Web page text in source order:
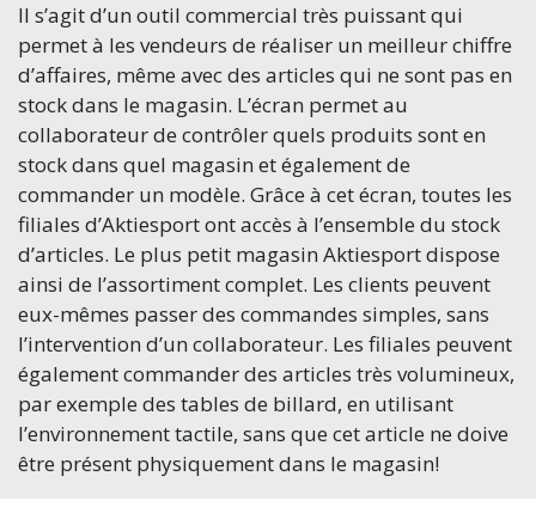
Il s’agit d’un outil commercial très puissant qui
permet à les vendeurs de réaliser un meilleur chiffre
d’affaires, même avec des articles qui ne sont pas en
stock dans le magasin. L’écran permet au
collaborateur de contrôler quels produits sont en
stock dans quel magasin et également de
commander un modèle. Grâce à cet écran, toutes les
filiales d’Aktiesport ont accès à l’ensemble du stock
d’articles. Le plus petit magasin Aktiesport dispose
ainsi de l’assortiment complet. Les clients peuvent
eux-mêmes passer des commandes simples, sans
l’intervention d’un collaborateur. Les filiales peuvent
également commander des articles très volumineux,
par exemple des tables de billard, en utilisant
l’environnement tactile, sans que cet article ne doive
être présent physiquement dans le magasin!